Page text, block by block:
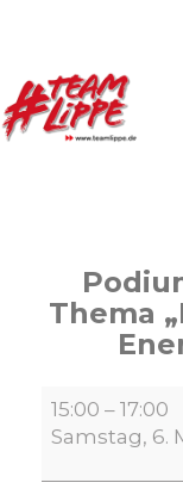
Thema
zum
„Höxter
15:00 – 17:00
Samstag, 6.